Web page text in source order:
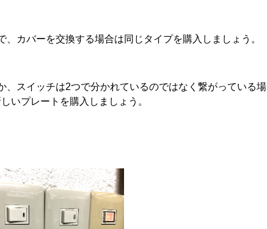
カバーを交換する場合は同じタイプを購入しましょう。
、スイッチは2つで分かれているのではなく繋がっている場
いプレートを購入しましょう。